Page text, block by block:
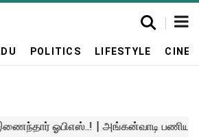
POLITICS LIFESTYLE